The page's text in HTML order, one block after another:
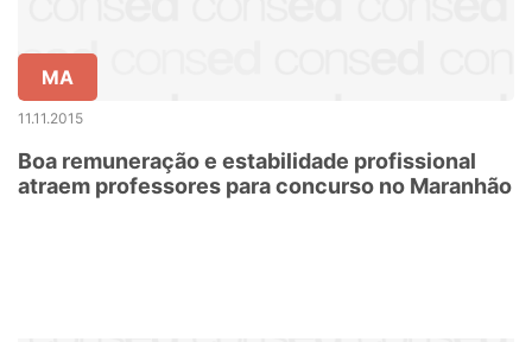
MA
11.11.2015
Boa remuneração e estabilidade profissional
atraem professores para concurso no Maranhão